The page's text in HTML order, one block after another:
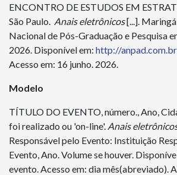
ENCONTRO DE ESTUDOS EM
São Paulo. Anais eletrônicos[...].
Nacional de Pós-Graduação e Pesquisa
2026. Disponível em: http://
Acesso em: 16 junho. 2026.
Modelo
TÍTULO DO EVENTO, número., Ano,
foi realizado ou 'on-line'. Anais
Responsável pelo Evento: Instituição
Evento, Ano. Volume se houver.
evento. Acesso em: dia mês(abreviado).